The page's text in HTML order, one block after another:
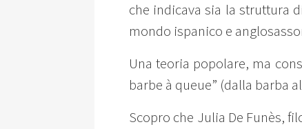
che indicava sia la struttura
mondo ispanico e
Una teoria popolare, ma
barbe à queue” (dalla barba
Scopro che Julia De Funès,